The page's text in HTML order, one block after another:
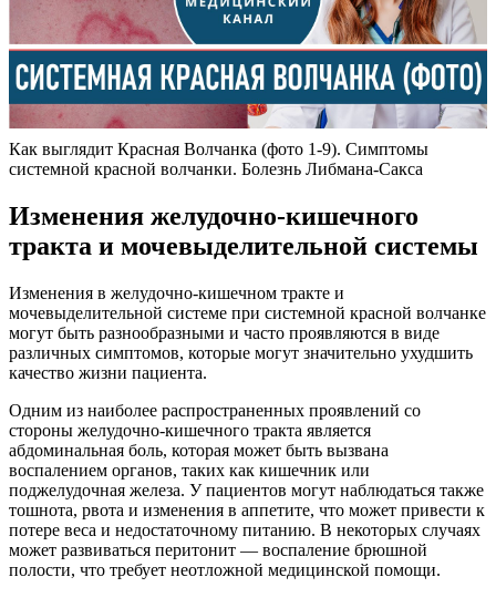
Как выглядит Красная Волчанка (фото 1-9). Симптомы
системной красной волчанки. Болезнь Либмана-Сакса
Изменения желудочно-кишечного
тракта и мочевыделительной системы
Изменения в желудочно-кишечном тракте и
мочевыделительной системе при системной красной волчанке
могут быть разнообразными и часто проявляются в виде
различных симптомов, которые могут значительно ухудшить
качество жизни пациента.
Одним из наиболее распространенных проявлений со
стороны желудочно-кишечного тракта является
абдоминальная боль, которая может быть вызвана
воспалением органов, таких как кишечник или
поджелудочная железа. У пациентов могут наблюдаться также
тошнота, рвота и изменения в аппетите, что может привести к
потере веса и недостаточному питанию. В некоторых случаях
может развиваться перитонит — воспаление брюшной
полости, что требует неотложной медицинской помощи.